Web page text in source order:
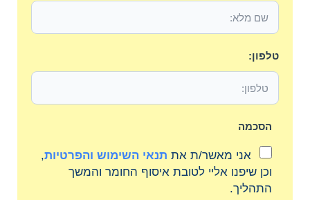
טלפון:
הסכמה
אני מאשר/ת את תנאי השימוש והפרטיות,
וכן שיפנו אליי לטובת איסוף החומר והמשך
התהליך.